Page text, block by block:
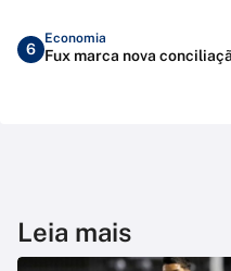
6
Economia
Fux marca nova
Leia mais